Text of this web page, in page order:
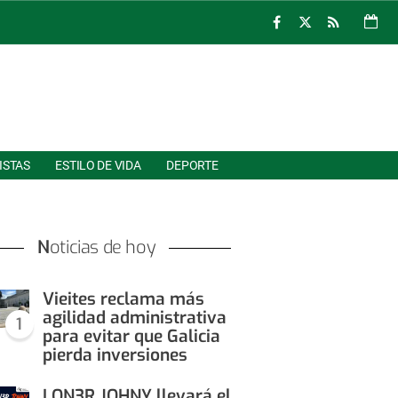
ESTILO DE VIDA DEPORTE
Noticias de hoy
1
Vieites reclama más
agilidad administrativa
para evitar que Galicia
pierda inversiones